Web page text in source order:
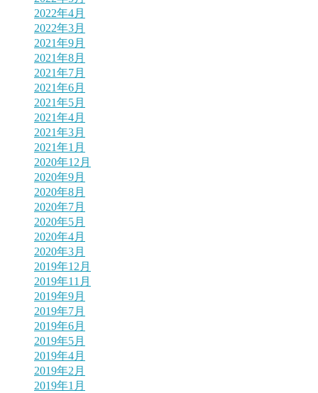
2022年4月
2022年3月
2021年9月
2021年8月
2021年7月
2021年6月
2021年5月
2021年4月
2021年3月
2021年1月
2020年12月
2020年9月
2020年8月
2020年7月
2020年5月
2020年4月
2020年3月
2019年12月
2019年11月
2019年9月
2019年7月
2019年6月
2019年5月
2019年4月
2019年2月
2019年1月